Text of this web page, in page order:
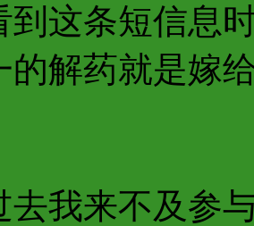
这条短信息
的解药就是嫁
我来不及参